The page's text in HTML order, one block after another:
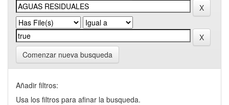
Comenzar nueva busqueda
Añadir filtros:
Usa los filtros para afinar la busqueda.